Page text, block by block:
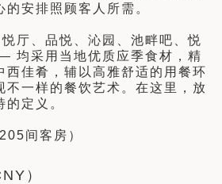
安排照顾客人所需。
厅、品悦、沁园、池畔吧、悦
均采用当地优质应季食材，精
西佳肴，辅以高雅舒适的用餐环
不一样的餐饮艺术。在这里，放
定义。
间客房）
）